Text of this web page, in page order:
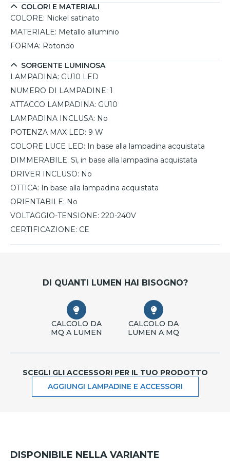
ACQUISTABILE SEPARATAMENTE CLICCANDO NEL
RIQUADRO VERDE "AGGIUNGI LAMPADINE E
ACCESSORI"
COLORI E MATERIALI
COLORE: Nickel satinato
MATERIALE: Metallo alluminio
FORMA: Rotondo
SORGENTE LUMINOSA
LAMPADINA: GU10 LED
NUMERO DI LAMPADINE: 1
ATTACCO LAMPADINA: GU10
LAMPADINA INCLUSA: No
POTENZA MAX LED: 9 W
COLORE LUCE LED: In base alla lampadina acquistata
DIMMERABILE: Sì, in base alla lampadina acquistata
DRIVER INCLUSO: No
OTTICA: In base alla lampadina acquistata
ORIENTABILE: No
VOLTAGGIO-TENSIONE: 220-240V
CERTIFICAZIONE: CE
DI QUANTI LUMEN HAI BISOGNO?
CALCOLO DA
MQ A LUMEN
CALCOLO DA
LUMEN A MQ
SCEGLI GLI ACCESSORI PER IL TUO PRODOTTO
AGGIUNGI LAMPADINE E ACCESSORI
DISPONIBILE NELLA VARIANTE